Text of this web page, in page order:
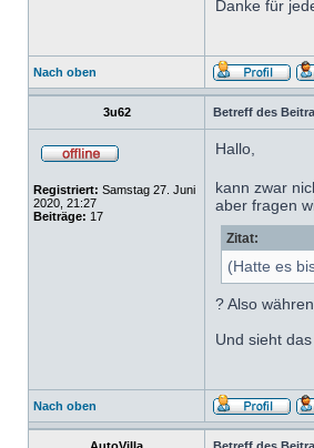
Danke für
Nach oben
3u62 Betreff des
Registriert: Samstag 27. Juni
2020, 21:27
Beiträge: 17
Hallo,
kann zwar
aber fragen
Zitat:
(Hatte es
? Also
Und sieht
Nach oben